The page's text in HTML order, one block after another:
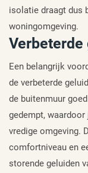
isolatie draagt dus
woningomgeving.
Een belangrijk
de verbeterde
de buitenmuur
gedempt,
vredige omgeving.
comfortniveau en
storende geluiden